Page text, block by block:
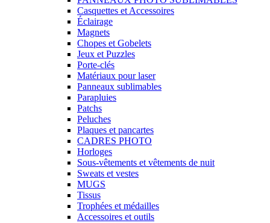
Casquettes et Accessoires
Éclairage
Magnets
Chopes et Gobelets
Jeux et Puzzles
Porte-clés
Matériaux pour laser
Panneaux sublimables
Parapluies
Patchs
Peluches
Plaques et pancartes
CADRES PHOTO
Horloges
Sous-vêtements et vêtements de nuit
Sweats et vestes
MUGS
Tissus
Trophées et médailles
Accessoires et outils